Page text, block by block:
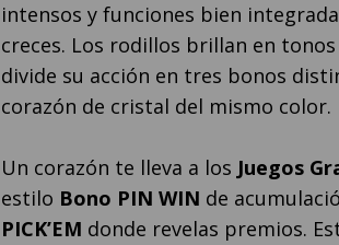
intensos y funciones bien
creces. Los rodillos brillan en
divide su acción en tres bonos
corazón de cristal del mismo color.
Un corazón te lleva a los Juegos
estilo Bono PIN WIN de
PICK’EM donde revelas premios.